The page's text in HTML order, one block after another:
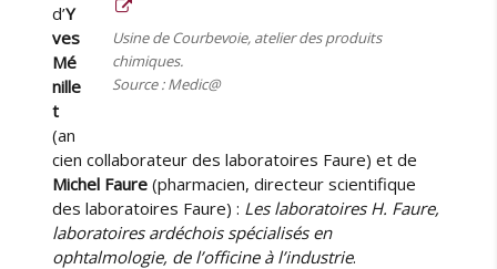
Usine de Courbevoie, atelier des produits
chimiques.
Source : Medic@
d’Y
ves
Mé
nille
t
(an
cien collaborateur des laboratoires Faure) et de
Michel Faure (pharmacien, directeur scientifique
des laboratoires Faure) : Les laboratoires H. Faure,
laboratoires ardéchois spécialisés en
ophtalmologie, de l’officine à l’industrie.